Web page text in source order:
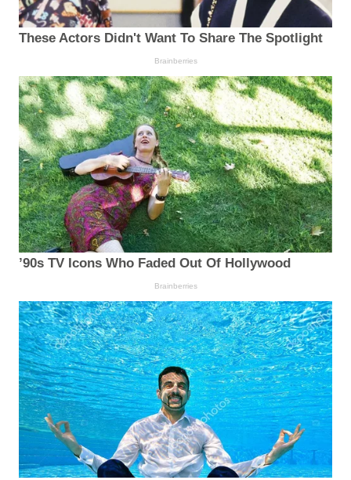
These Actors Didn't Want To Share The Spotlight
Brainberries
’90s TV Icons Who Faded Out Of Hollywood
Brainberries